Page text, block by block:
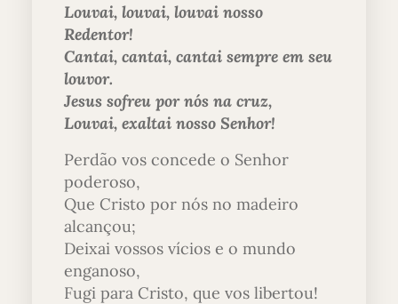
Louvai, louvai, louvai nosso
Redentor!
Cantai, cantai, cantai sempre em seu
louvor.
Jesus sofreu por nós na cruz,
Louvai, exaltai nosso Senhor!
Perdão vos concede o Senhor
poderoso,
Que Cristo por nós no madeiro
alcançou;
Deixai vossos vícios e o mundo
enganoso,
Fugi para Cristo, que vos libertou!